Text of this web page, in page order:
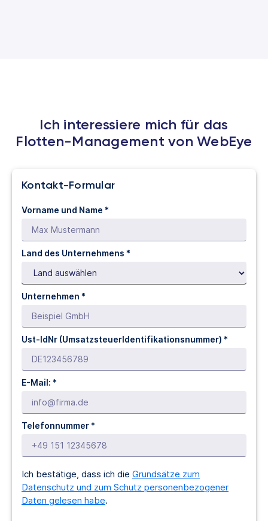
Ich interessiere mich für das
Flotten-Management von WebEye
Kontakt-Formular
Vorname und Name *
Land des Unternehmens *
Unternehmen *
Ust-IdNr (UmsatzsteuerIdentifikationsnummer) *
E-Mail: *
Telefonnummer *
Ich bestätige, dass ich die Grundsätze zum
Datenschutz und zum Schutz personenbezogener
Daten gelesen habe.